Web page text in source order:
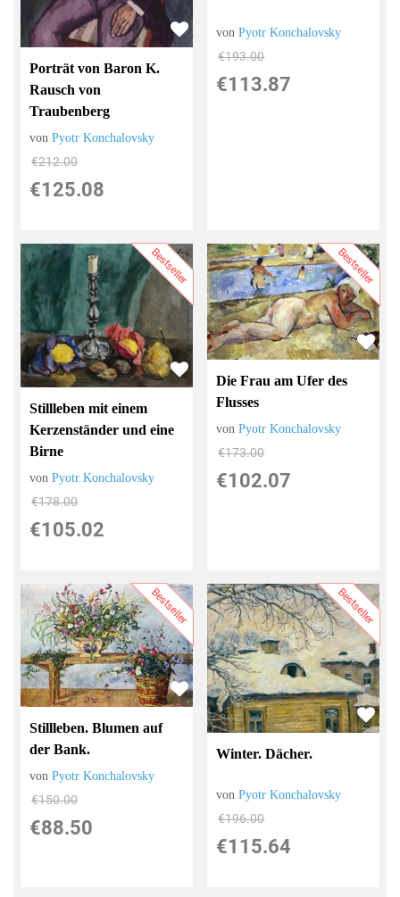
Porträt von Baron K.
Rausch von
Traubenberg
vonPyotr Konchalovsky
€212.00
€125.08
vonPyotr Konchalovsky
€193.00
€113.87
Bestseller
Stillleben mit einem
Kerzenständer und eine
Birne
vonPyotr Konchalovsky
€178.00
€105.02
Bestseller
Die Frau am Ufer des
Flusses
vonPyotr Konchalovsky
€173.00
€102.07
Bestseller
Stillleben. Blumen auf
der Bank.
vonPyotr Konchalovsky
€150.00
€88.50
Bestseller
Winter. Dächer.
vonPyotr Konchalovsky
€196.00
€115.64